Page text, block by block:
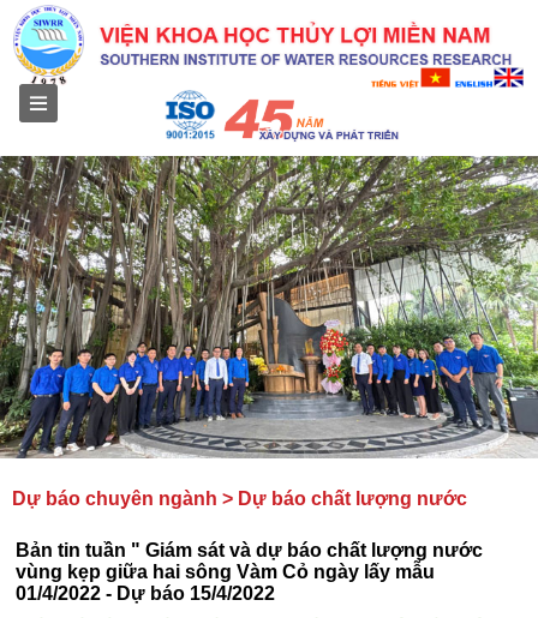
Dự báo chuyên ngành > Dự báo chất lượng nước
Bản tin tuần " Giám sát và dự báo chất lượng nước
vùng kẹp giữa hai sông Vàm Cỏ ngày lấy mẫu
01/4/2022 - Dự báo 15/4/2022